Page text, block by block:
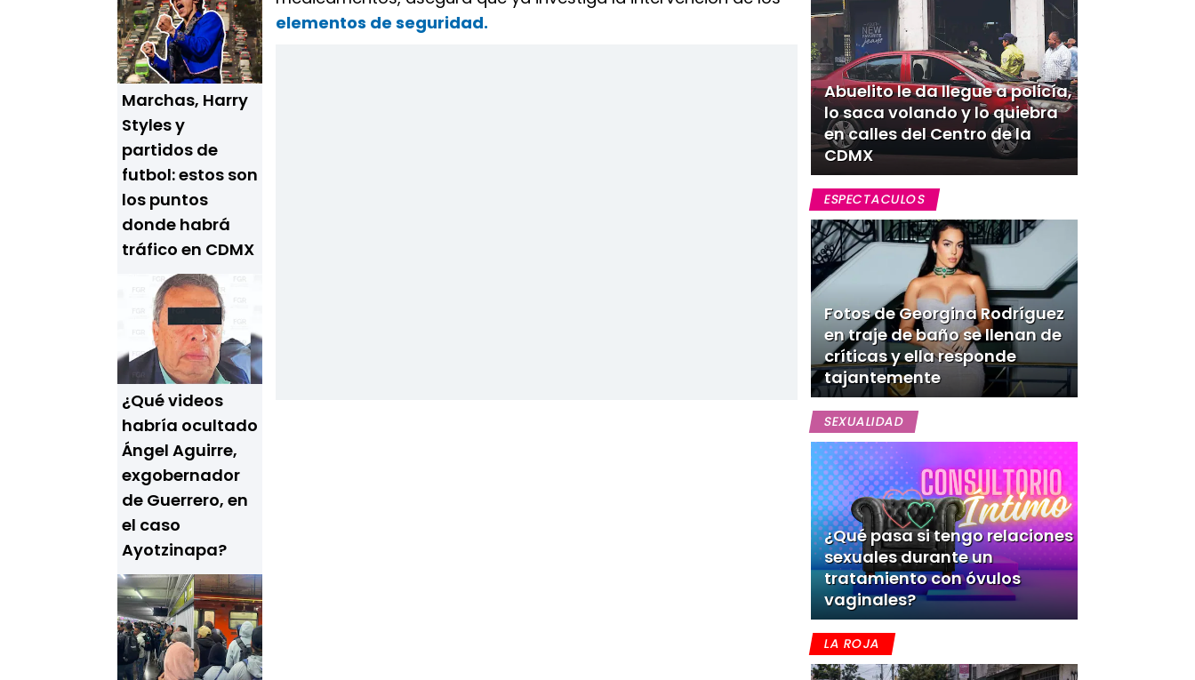
Marchas, Harry
Styles y
partidos de
futbol: estos son
los puntos
donde habrá
tráfico en CDMX
¿Qué videos
habría ocultado
Ángel Aguirre,
exgobernador
de Guerrero, en
el caso
Ayotzinapa?
elementos de seguridad.
Abuelito le da llegue a policía,
lo saca volando y lo quiebra
en calles del Centro de la
CDMX
ESPECTACULOS
Fotos de Georgina Rodríguez
en traje de baño se llenan de
críticas y ella responde
tajantemente
SEXUALIDAD
¿Qué pasa si tengo relaciones
sexuales durante un
tratamiento con óvulos
vaginales?
LA ROJA